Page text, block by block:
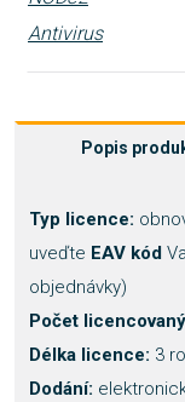
Popis
Typ licence:
uveďte EAV kód
objednávky)
Počet
Délka licence: 3
Dodání: